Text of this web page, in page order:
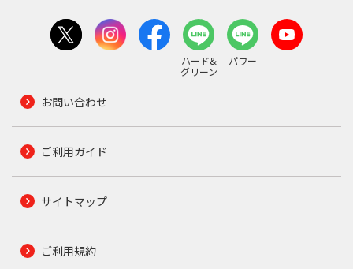
ハード&
グリーン
パワー
お問い合わせ
ご利用ガイド
サイトマップ
ご利用規約